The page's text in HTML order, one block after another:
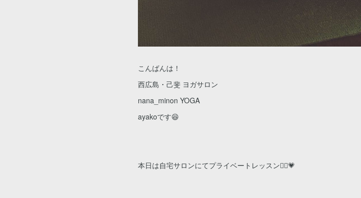
こんばんは！
西広島・己斐 ヨガサロン
nana_minon YOGA
ayakoです😆
本日は自宅サロンにてプライベートレッスン🧘‍♀️💗